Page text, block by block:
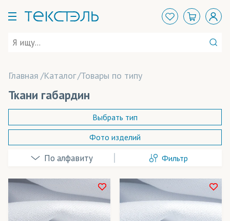
Главная Каталог Товары по типу
Ткани габардин
ElvaJet(чернила)
Felix Schoeller(бумага)
Выбрать тип
Фото изделий
Фильтр
В наличии